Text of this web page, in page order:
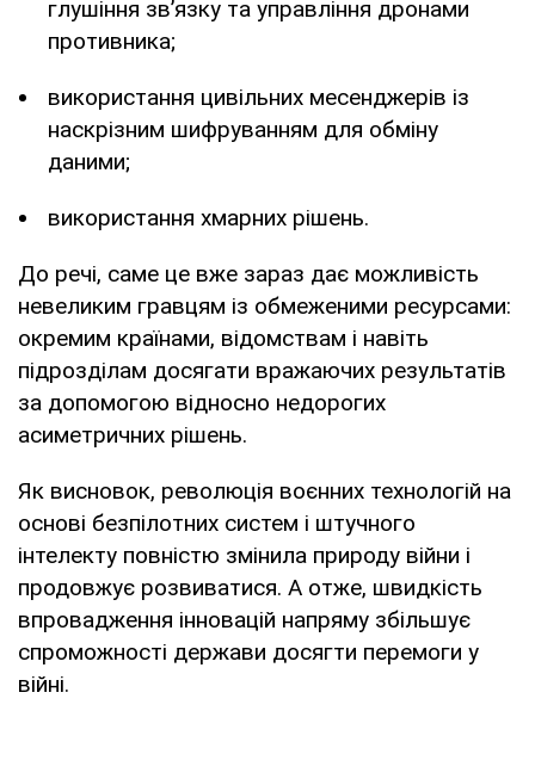
глушіння зв’язку та управління дронами
противника;
використання цивільних месенджерів із
наскрізним шифруванням для обміну
даними;
використання хмарних рішень.
До речі, саме це вже зараз дає можливість
невеликим гравцям із обмеженими ресурсами:
окремим країнами, відомствам і навіть
підрозділам досягати вражаючих результатів
за допомогою відносно недорогих
асиметричних рішень.
Як висновок, революція воєнних технологій на
основі безпілотних систем і штучного
інтелекту повністю змінила природу війни і
продовжує розвиватися. А отже, швидкість
впровадження інновацій напряму збільшує
спроможності держави досягти перемоги у
війні.